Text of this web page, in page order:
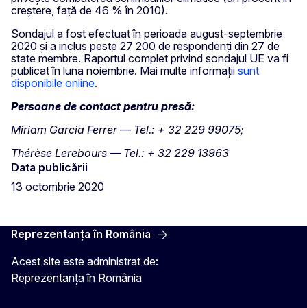
creștere, față de 46 % în 2010).
Sondajul a fost efectuat în perioada august-septembrie
2020 și a inclus peste 27 200 de respondenți din 27 de
state membre. Raportul complet privind sondajul UE va fi
publicat în luna noiembrie. Mai multe informații sunt
disponibile online.
Persoane de contact pentru presă:
Miriam Garcia Ferrer — Tel.: + 32 229 99075;
Thérèse Lerebours — Tel.: + 32 229 13963
Data publicării
13 octombrie 2020
Reprezentanța în România
Acest site este administrat de:
Reprezentanța în România